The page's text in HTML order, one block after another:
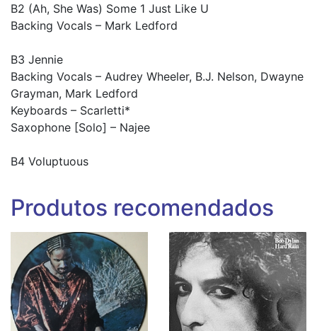
B2 (Ah, She Was) Some 1 Just Like U
Backing Vocals – Mark Ledford
B3 Jennie
Backing Vocals – Audrey Wheeler, B.J. Nelson, Dwayne
Grayman, Mark Ledford
Keyboards – Scarletti*
Saxophone [Solo] – Najee
B4 Voluptuous
Produtos recomendados